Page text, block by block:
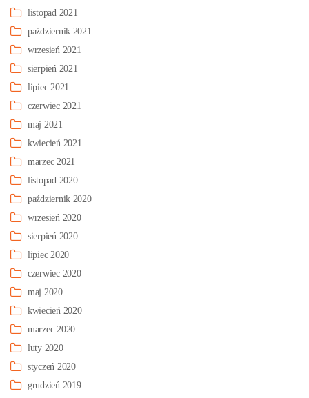
listopad 2021
październik 2021
wrzesień 2021
sierpień 2021
lipiec 2021
czerwiec 2021
maj 2021
kwiecień 2021
marzec 2021
listopad 2020
październik 2020
wrzesień 2020
sierpień 2020
lipiec 2020
czerwiec 2020
maj 2020
kwiecień 2020
marzec 2020
luty 2020
styczeń 2020
grudzień 2019